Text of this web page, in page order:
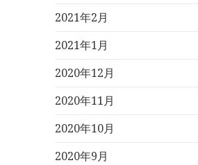
2021年2月
2021年1月
2020年12月
2020年11月
2020年10月
2020年9月